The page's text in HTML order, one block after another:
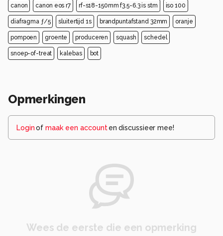
canon canon eos r7 rf-s18-150mm f3.5-6.3 is stm iso 100
diafragma ƒ/5 sluitertijd 1s brandpuntafstand 32mm oranje
pompoen groente produceren squash schedel
snoep-of-treat kalebas bot
Opmerkingen
Loginof maak een account en discussieer mee!
Wees de eerste die een opmerking